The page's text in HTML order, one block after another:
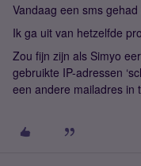
Vandaag een sms
Ik ga uit van hetzelfde
Zou fijn zijn als Simyo
gebruikte IP-adressen
een andere mailadres in